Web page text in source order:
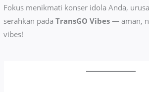
Fokus menikmati konser idola Anda,
serahkan padaTransGO Vibes — aman,
vibes!